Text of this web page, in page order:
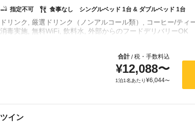
指定不可 食事なし シングルベッド 1台 & ダブルベッド 1台
ドリンク, 厳選ドリンク（ノンアルコール類）, コーヒー/ティ
合計/税・手数料込
¥12,088〜
1泊1名あたり¥6,044〜
ツイン